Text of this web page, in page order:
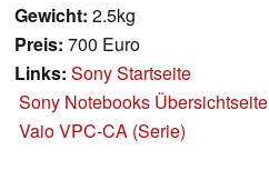
Gewicht: 2.5kg
Preis: 700 Euro
Links: Sony Startseite
Sony Notebooks Übersichtseite
Vaio VPC-CA (Serie)